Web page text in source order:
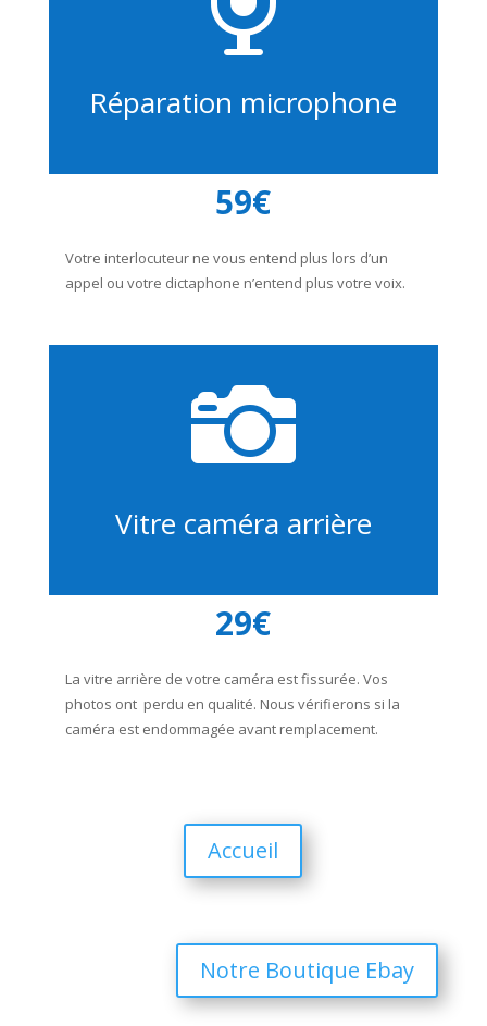
Réparation microphone
59€
Votre interlocuteur ne vous entend plus lors d’un
appel ou votre dictaphone n’entend plus votre voix.

Vitre caméra arrière
29€
La vitre arrière de votre caméra est fissurée. Vos
photos ont perdu en qualité. Nous vérifierons si la
caméra est endommagée avant remplacement.
Accueil
Notre Boutique Ebay